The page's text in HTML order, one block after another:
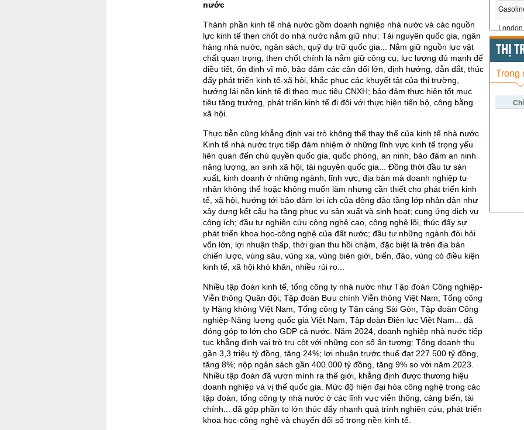
nước
Thành phần kinh tế nhà nước gồm doanh nghiệp nhà nước và các nguồn
lực kinh tế then chốt do nhà nước nắm giữ như: Tài nguyên quốc gia, ngân
hàng nhà nước, ngân sách, quỹ dự trữ quốc gia... Nắm giữ nguồn lực vật
chất quan trọng, then chốt chính là nắm giữ công cụ, lực lượng đủ mạnh để
điều tiết, ổn định vĩ mô, bảo đảm các cân đối lớn, định hướng, dẫn dắt, thúc
đẩy phát triển kinh tế-xã hội, khắc phục các khuyết tật của thị trường,
hướng lái nền kinh tế đi theo mục tiêu CNXH; bảo đảm thực hiện tốt mục
tiêu tăng trưởng, phát triển kinh tế đi đôi với thực hiện tiến bộ, công bằng
xã hội.
Thực tiễn cũng khẳng định vai trò không thể thay thế của kinh tế nhà nước.
Kinh tế nhà nước trực tiếp đảm nhiệm ở những lĩnh vực kinh tế trọng yếu
liên quan đến chủ quyền quốc gia, quốc phòng, an ninh, bảo đảm an ninh
năng lượng, an sinh xã hội, tài nguyên quốc gia... Đồng thời đầu tư sản
xuất, kinh doanh ở những ngành, lĩnh vực, địa bàn mà doanh nghiệp tư
nhân không thể hoặc không muốn làm nhưng cần thiết cho phát triển kinh
tế, xã hội, hướng tới bảo đảm lợi ích của đông đảo tầng lớp nhân dân như
xây dựng kết cấu hạ tầng phục vụ sản xuất và sinh hoạt; cung ứng dịch vụ
công ích; đầu tư nghiên cứu công nghệ cao, công nghệ lõi, thúc đẩy sự
phát triển khoa học-công nghệ của đất nước; đầu tư những ngành đòi hỏi
vốn lớn, lợi nhuận thấp, thời gian thu hồi chậm, đặc biệt là trên địa bàn
chiến lược, vùng sâu, vùng xa, vùng biên giới, biển, đảo, vùng có điều kiện
kinh tế, xã hội khó khăn, nhiều rủi ro...
Nhiều tập đoàn kinh tế, tổng công ty nhà nước như Tập đoàn Công nghiệp-
Viễn thông Quân đội; Tập đoàn Bưu chính Viễn thông Việt Nam; Tổng công
ty Hàng không Việt Nam, Tổng công ty Tân cảng Sài Gòn, Tập đoàn Công
nghiệp-Năng lượng quốc gia Việt Nam, Tập đoàn Điện lực Việt Nam... đã
đóng góp to lớn cho GDP cả nước. Năm 2024, doanh nghiệp nhà nước tiếp
tục khẳng định vai trò trụ cột với những con số ấn tượng: Tổng doanh thu
gần 3,3 triệu tỷ đồng, tăng 24%; lợi nhuận trước thuế đạt 227.500 tỷ đồng,
tăng 8%; nộp ngân sách gần 400.000 tỷ đồng, tăng 9% so với năm 2023.
Nhiều tập đoàn đã vươn mình ra thế giới, khẳng định được thương hiệu
doanh nghiệp và vị thế quốc gia. Mức độ hiện đại hóa công nghệ trong các
tập đoàn, tổng công ty nhà nước ở các lĩnh vực viễn thông, cảng biển, tài
chính... đã góp phần to lớn thúc đẩy nhanh quá trình nghiên cứu, phát triển
khoa học-công nghệ và chuyển đổi số trong nền kinh tế.
London
US
US
US
THỊ
Trong